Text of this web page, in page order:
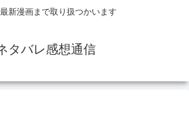
新漫画まで取り扱つかいます
タバレ感想通信